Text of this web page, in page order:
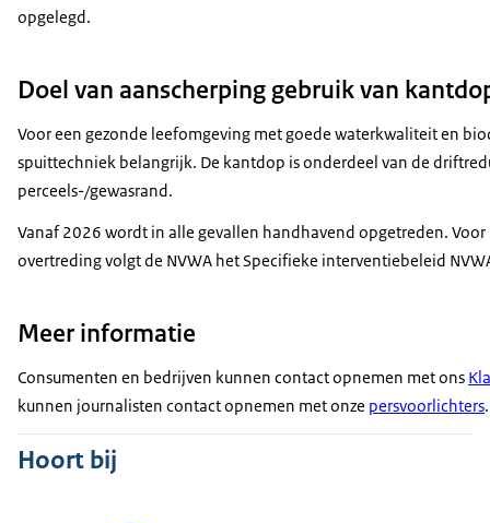
opgelegd.
Doel van aanscherping gebruik van
Voor een gezonde leefomgeving met goede waterkwaliteit en
spuittechniek belangrijk. De kantdop is onderdeel van de
perceels-/gewasrand.
Vanaf 2026 wordt in alle gevallen handhavend opgetreden.
overtreding volgt de NVWA het Specifieke interventiebeleid
Meer informatie
Consumenten en bedrijven kunnen contact opnemen met ons
kunnen journalisten contact opnemen met onze persvoorlichters.
Hoort bij